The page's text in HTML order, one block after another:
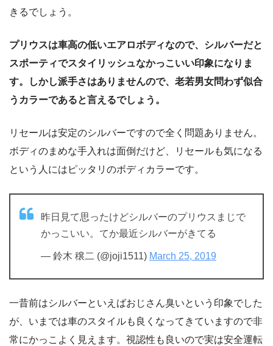
きるでしょう。
プリウスは車高の低いエアロボディなので、シルバーだと
スポーティでスタイリッシュなかっこいい印象になりま
す。しかし派手さはありませんので、老若男女問わず似合
うカラーであると言えるでしょう。
リセールは安定のシルバーですので全く問題ありません。
ボディのまめな手入れは面倒だけど、リセールも気になる
という人にはピッタリのボディカラーです。
昨日見て思ったけどシルバーのプリウスまじで
かっこいい。てか最近シルバーがきてる
— 鈴木 穣二 (@joji1511) March 25, 2019
一昔前はシルバーといえばおじさん臭いという印象でした
が、いまでは車のスタイルも良くなってきていますので非
常にかっこよく見えます。視認性も良いので実は安全運転